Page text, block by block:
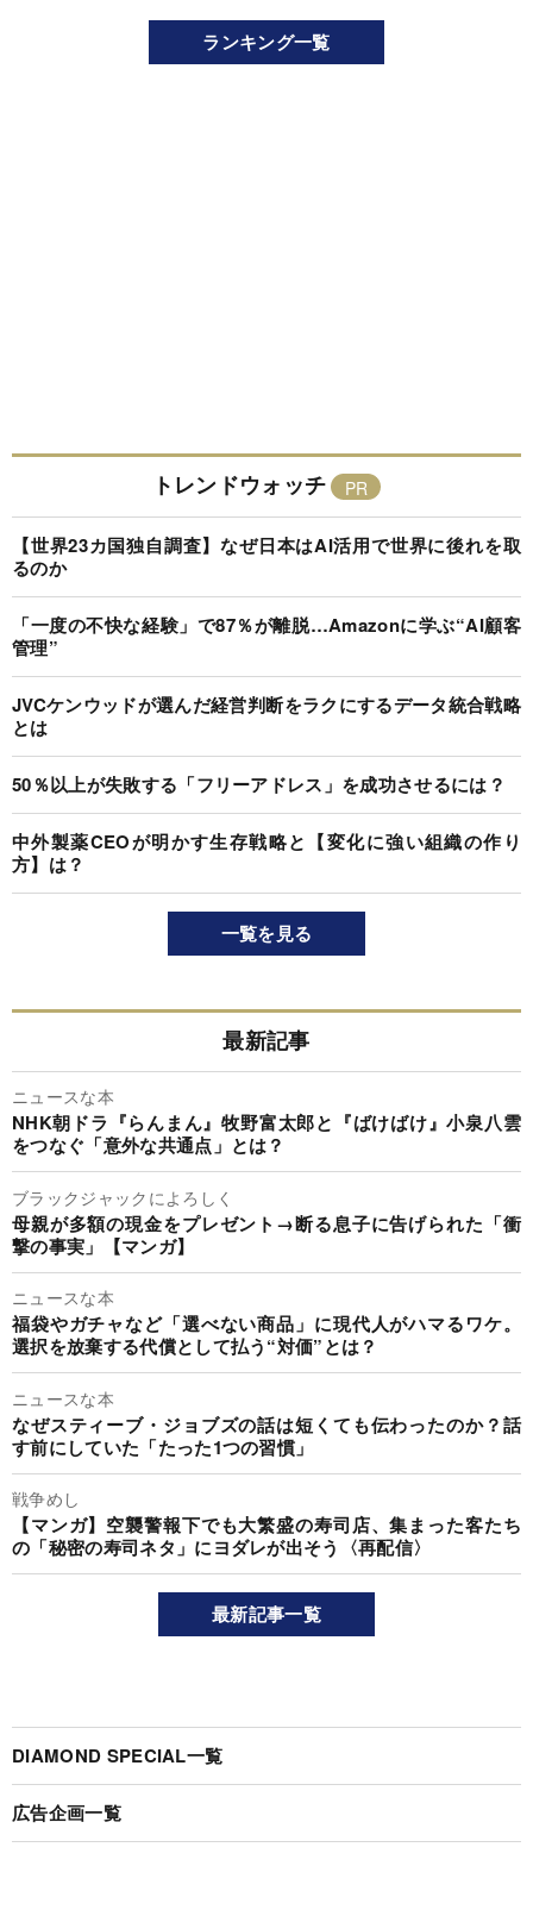
ランキング一覧
トレンドウォッチ
【世界23カ国独自調査】なぜ日本はAI活用で世界に後れを取
るのか
「一度の不快な経験」で87％が離脱…Amazonに学ぶ“AI顧客
管理”
JVCケンウッドが選んだ経営判断をラクにするデータ統合戦略
とは
50％以上が失敗する「フリーアドレス」を成功させるには？
中外製薬CEOが明かす生存戦略と【変化に強い組織の作り
方】は？
一覧を見る
最新記事
ニュースな本
NHK朝ドラ『らんまん』牧野富太郎と『ばけばけ』小泉八雲
をつなぐ「意外な共通点」とは？
ブラックジャックによろしく
母親が多額の現金をプレゼント→断る息子に告げられた「衝
撃の事実」【マンガ】
ニュースな本
福袋やガチャなど「選べない商品」に現代人がハマるワケ。
選択を放棄する代償として払う“対価”とは？
ニュースな本
なぜスティーブ・ジョブズの話は短くても伝わったのか？話
す前にしていた「たった1つの習慣」
戦争めし
【マンガ】空襲警報下でも大繁盛の寿司店、集まった客たち
の「秘密の寿司ネタ」にヨダレが出そう〈再配信〉
最新記事一覧
DIAMOND SPECIAL一覧
広告企画一覧